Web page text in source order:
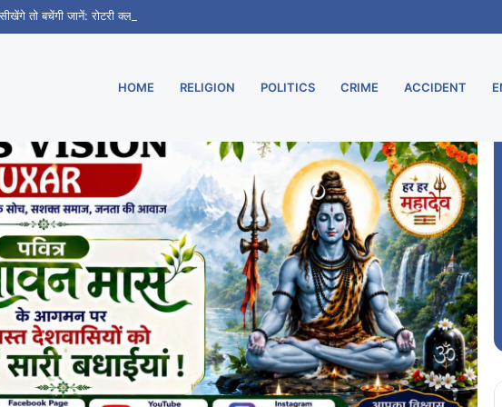
तो बचेंगी जानें: रोटरी क्लब बक्सर ने 100 से अधिक विद्यार्थियों को दिया जीवन रक्षक प्रशिक्षण
HOME RELIGION POLITICS CRIME ACCIDENT